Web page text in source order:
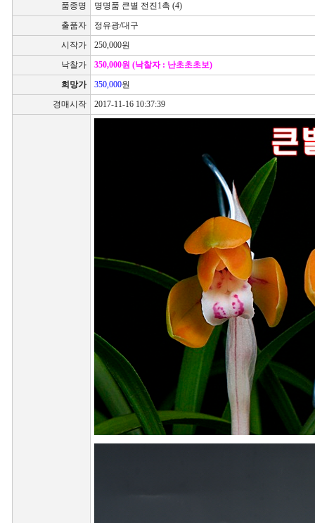
품종명
명명품 큰별 전진1촉 (4)
출품자
정유광/대구
시작가
250,000원
낙찰가
350,000원 (낙찰자 : 난초초초보)
희망가
350,000원
경매시작
2017-11-16 10:37:39